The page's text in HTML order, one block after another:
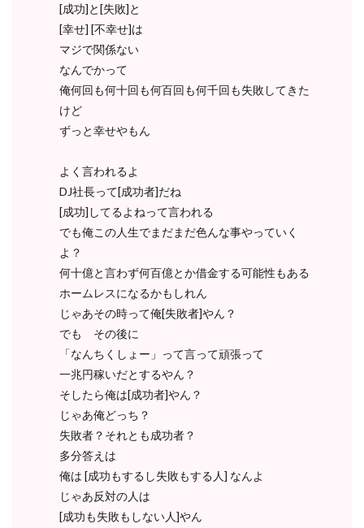
[成功]と[失敗]と
[幸せ] [不幸せ]は
マジで関係ない
なんでかって
俺何回も何十回も何百回も何千回も失敗してきた
けど
ずっと幸せやもん
よく言われるよ
DJ社長って[成功者]だね
[成功]してるよねって言われる
でも俺この人生でまだまだ色んな事やっていく
よ？
何十億と言わず何百億とか借金する可能性もある
ホームレスになるかもしれん
じゃあその時って俺[失敗者]やん？
でも その後に
「なんちくしょー」って言って頑張って
一兆円稼いだとするやん？
そしたら俺は[成功者]やん？
じゃあ俺どっち？
失敗者？それとも成功者？
多分答えは
俺は [成功もするし失敗もする人] なんよ
じゃあ反対の人は
[成功も失敗もしない人]やん